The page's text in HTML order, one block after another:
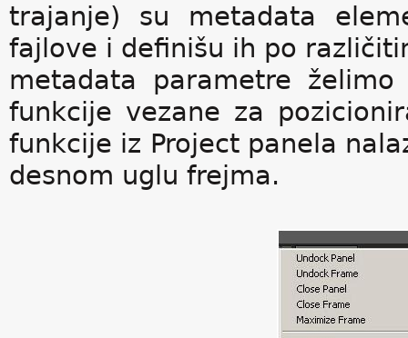
trajanje) su metadata
fajlove i definišu ih po
metadata parametre
funkcije vezane za
funkcije iz Project panela
desnom uglu frejma.